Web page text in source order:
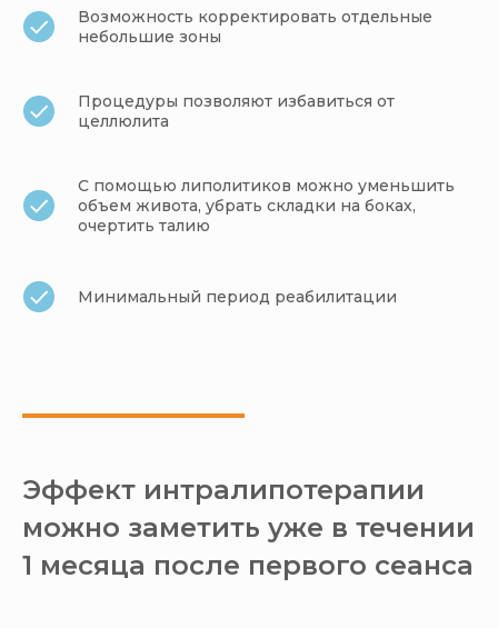
Возможность корректировать отдельные
небольшие зоны
Процедуры позволяют избавиться от
целлюлита
С помощью липолитиков можно уменьшить
объем живота, убрать складки на боках,
очертить талию
Минимальный период реабилитации
Эффект интралипотерапии
можно заметить уже в течении
1 месяца после первого сеанса